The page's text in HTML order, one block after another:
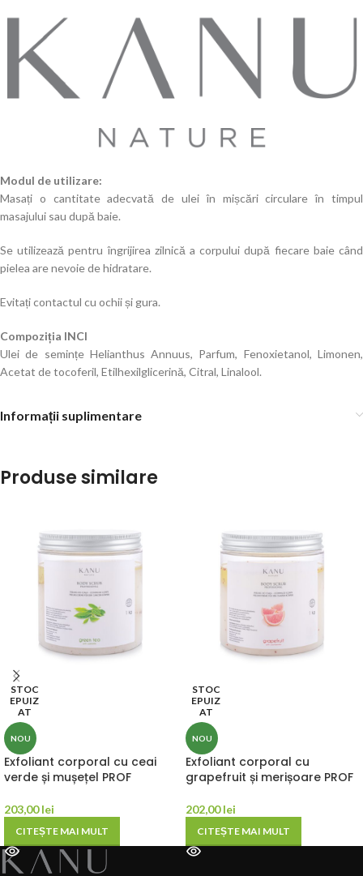
Modul de utilizare:
Masați o cantitate adecvată de ulei în mișcări circulare în timpul
masajului sau după baie.
Se utilizează pentru îngrijirea zilnică a corpului după fiecare baie când
pielea are nevoie de hidratare.
Evitați contactul cu ochii și gura.
Compoziția INCI
Ulei de semințe Helianthus Annuus, Parfum, Fenoxietanol, Limonen,
Acetat de tocoferil, Etilhexilglicerină, Citral, Linalool.
Informații suplimentare
Produse similare
STOC
EPUIZ
AT
NOU
Exfoliant corporal cu ceai
verde și mușețel PROF
203,00lei
CITEȘTE MAI MULT
STOC
EPUIZ
AT
NOU
Exfoliant corporal cu
grapefruit și merișoare PROF
202,00lei
CITEȘTE MAI MULT